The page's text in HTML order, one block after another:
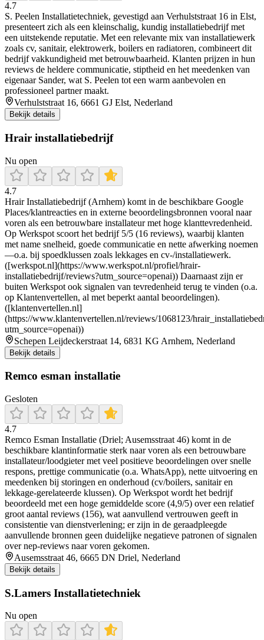
4.7
S. Peelen Installatietechniek, gevestigd aan Verhulststraat 16 in Elst,
presenteert zich als een kleinschalig, kundig installatiebedrijf met
een uitstekende reputatie. Met een relevante mix van installatiewerk
zoals cv, sanitair, elektrowerk, boilers en radiatoren, combineert dit
bedrijf vakkundigheid met betrouwbaarheid. Klanten prijzen in hun
reviews de heldere communicatie, stiptheid en het meedenken van
eigenaar Sander, wat S. Peelen tot een warm aanbevolen en
professioneel partner maakt.
Verhulststraat 16, 6661 GJ Elst, Nederland
Bekijk details
Hrair installatiebedrijf
Nu open
4.7
Hrair Installatiebedrijf (Arnhem) komt in de beschikbare Google
Places/klantreacties en in externe beoordelingsbronnen vooral naar
voren als een betrouwbare installateur met hoge klanttevredenheid.
Op Werkspot scoort het bedrijf 5/5 (16 reviews), waarbij klanten
met name snelheid, goede communicatie en nette afwerking noemen
—o.a. bij spoedklussen zoals lekkages en cv-/installatiewerk.
([werkspot.nl](https://www.werkspot.nl/profiel/hrair-
installatiebedrijf/reviews?utm_source=openai)) Daarnaast zijn er
buiten Werkspot ook signalen van tevredenheid terug te vinden (o.a.
op Klantenvertellen, al met beperkt aantal beoordelingen).
([klantenvertellen.nl]
(https://www.klantenvertellen.nl/reviews/1068123/
utm_source=openai))
Schepen Leijdeckerstraat 14, 6831 KG Arnhem, Nederland
Bekijk details
Remco esman installatie
Gesloten
4.7
Remco Esman Installatie (Driel; Ausemsstraat 46) komt in de
beschikbare klantinformatie sterk naar voren als een betrouwbare
installateur/loodgieter met veel positieve beoordelingen over snelle
respons, prettige communicatie (o.a. WhatsApp), nette uitvoering en
meedenken bij storingen en onderhoud (cv/boilers, sanitair en
lekkage-gerelateerde klussen). Op Werkspot wordt het bedrijf
beoordeeld met een hoge gemiddelde score (4,9/5) over een relatief
groot aantal reviews (156), wat aanvullend vertrouwen geeft in
consistentie van dienstverlening; er zijn in de geraadpleegde
aanvullende bronnen geen duidelijke negatieve patronen of signalen
over nep-reviews naar voren gekomen.
Ausemsstraat 46, 6665 DN Driel, Nederland
Bekijk details
S.Lamers Installatietechniek
Nu open